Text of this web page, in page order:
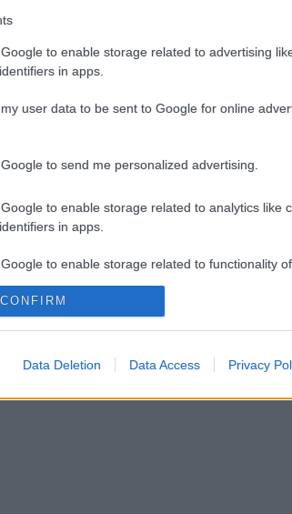
to enable storage related to advertising
in apps.
user data to be sent to Google for online
to send me personalized advertising.
to enable storage related to analytics like
in apps.
to enable storage related to functionality
to enable storage related to personalization.
Google to enable storage related to security,
CONFIRM
Data Deletion Data Access Privacy